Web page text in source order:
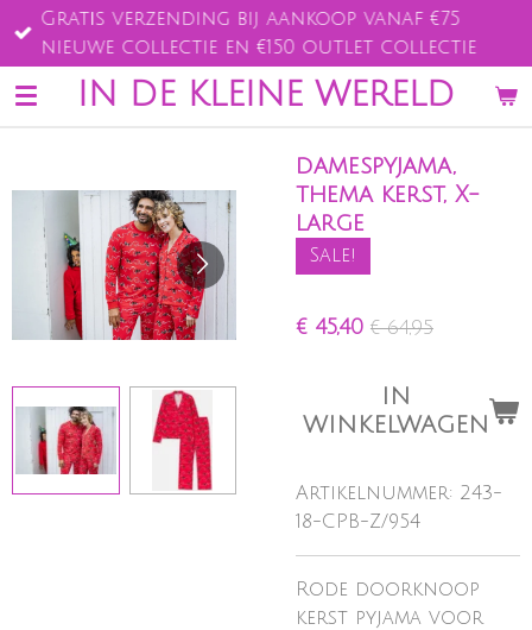
Ga
direct
naar
de
IN DE KLEINE WERELD
Gratis verzending bij aankoop vanaf €75
nieuwe collectie en €150 outlet collectie
damespyjama,
thema kerst, X-
large
Sale!
€ 45,40 € 64,95
IN
WINKELWAGEN
Artikelnummer: 243-
18-CPB-Z/954
Rode doorknoop
kerst pyjama voor